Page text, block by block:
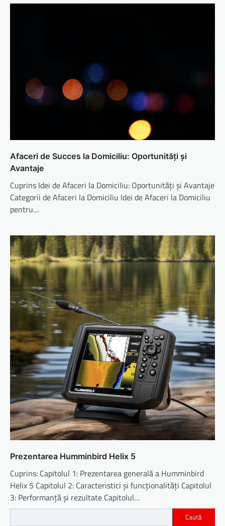
Afaceri de Succes la Domiciliu: Oportunități și
Avantaje
Cuprins Idei de Afaceri la Domiciliu: Oportunități și Avantaje
Categorii de Afaceri la Domiciliu Idei de Afaceri la Domiciliu
pentru…
Prezentarea Humminbird Helix 5
Cuprins: Capitolul 1: Prezentarea generală a Humminbird
Helix 5 Capitolul 2: Caracteristici și funcționalități Capitolul
3: Performanță și rezultate Capitolul…
Caută